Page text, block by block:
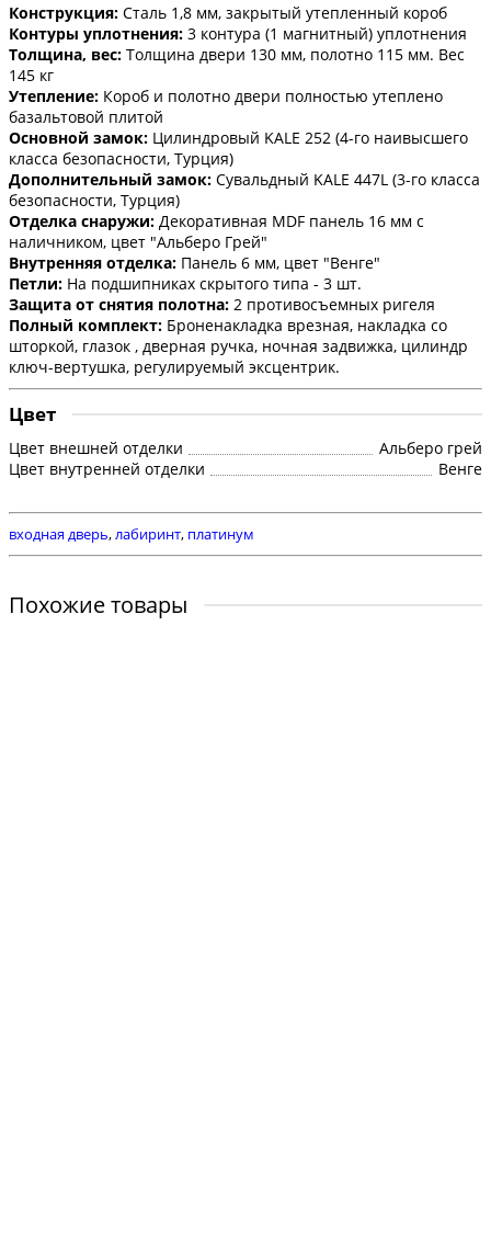
Конструкция: Сталь 1,8 мм, закрытый утепленный короб
Контуры уплотнения: 3 контура (1 магнитный) уплотнения
Толщина, вес: Толщина двери 130 мм, полотно 115 мм. Вес
145 кг
Утепление: Короб и полотно двери полностью утеплено
базальтовой плитой
Основной замок: Цилиндровый KALE 252 (4-го наивысшего
класса безопасности, Турция)
Дополнительный замок: Сувальдный KALE 447L (3-го класса
безопасности, Турция)
Отделка снаружи: Декоративная MDF панель 16 мм с
наличником, цвет "Альберо Грей"
Внутренняя отделка: Панель 6 мм, цвет "Венге"
Петли: На подшипниках скрытого типа - 3 шт.
Защита от снятия полотна: 2 противосъемных ригеля
Полный комплект: Броненакладка врезная, накладка со
шторкой, глазок , дверная ручка, ночная задвижка, цилиндр
ключ-вертушка, регулируемый эксцентрик.
Цвет
Цвет внешней отделки
Альберо грей
Цвет внутренней отделки
Венге
входная дверь,лабиринт, платинум
Похожие товары